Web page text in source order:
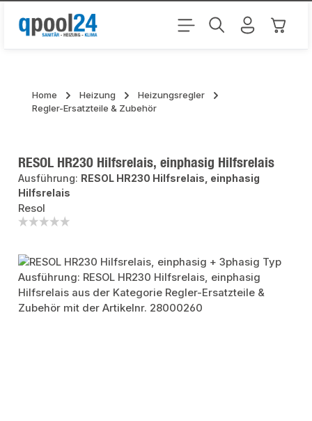
Zum Hauptinhalt springen
Home Heizung
Heizungsregler
Regler-Ersatzteile & Zubehör
RESOL HR230 Hilfsrelais, einphasig Hilfsrelais
Ausführung: RESOL HR230 Hilfsrelais, einphasig
Hilfsrelais
Resol
Bildergalerie überspringen